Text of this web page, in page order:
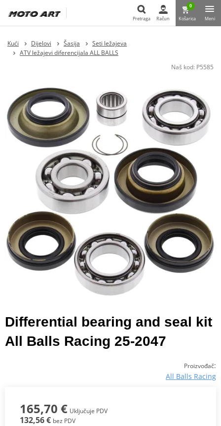
Pretraga Račun
0
Košarica Meni
Kući Dijelovi Šasija
Seti ležajeva
ATV ležajevi diferencijala ALL BALLS
Naš kod: P5585
Differential bearing and seal kit
All Balls Racing 25-2047
Proizvođač:
All Balls Racing
165,70 € Uključuje PDV
132,56 € bez PDV